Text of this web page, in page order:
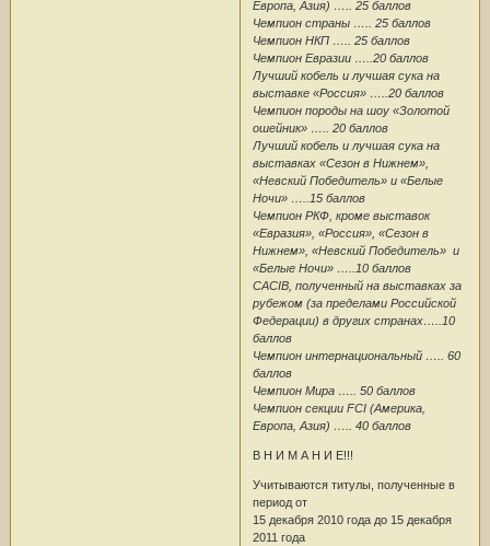
Европа, Азия) ….. 25 баллов
Чемпион страны ….. 25 баллов
Чемпион НКП ….. 25 баллов
Чемпион Евразии …..20 баллов
Лучший кобель и лучшая сука на
выставке «Россия» …..20 баллов
Чемпион породы на шоу «Золотой
ошейник» ….. 20 баллов
Лучший кобель и лучшая сука на
выставках «Сезон в Нижнем»,
«Невский Победитель» и «Белые
Ночи» …..15 баллов
Чемпион РКФ, кроме выставок
«Евразия», «Россия», «Сезон в
Нижнем», «Невский Победитель» и
«Белые Ночи» …..10 баллов
CACIB, полученный на выставках за
рубежом (за пределами Российской
Федерации) в других странах…..10
баллов
Чемпион интернациональный ….. 60
баллов
Чемпион Мира ….. 50 баллов
Чемпион секции FCI (Америка,
Европа, Азия) ….. 40 баллов
В Н И М А Н И Е!!!
Учитываются титулы, полученные в
период от
15 декабря 2010 года до 15 декабря
2011 года